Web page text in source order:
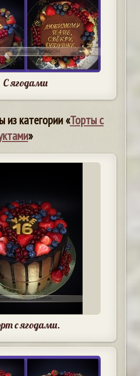
С ягодами
из категории «Торты с
»
с ягодами.